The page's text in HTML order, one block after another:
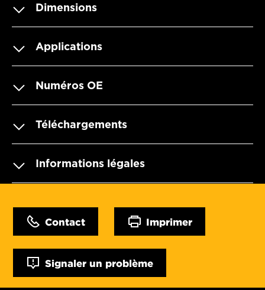
Dimensions
Applications
Numéros OE
Téléchargements
Informations légales
Contact Imprimer
Signaler un problème